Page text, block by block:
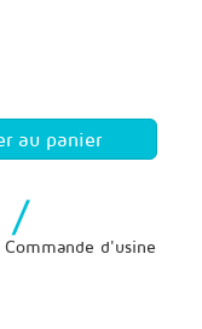
/
Commande d'usine